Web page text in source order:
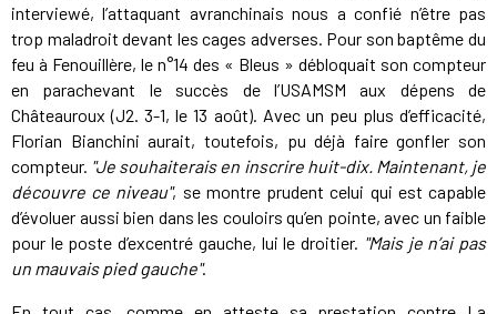
interviewé, l’attaquant avranchinais nous a confié n’être pas
trop maladroit devant les cages adverses. Pour son baptême du
feu à Fenouillère, le n°14 des « Bleus » débloquait son compteur
en parachevant le succès de l’USAMSM aux dépens de
Châteauroux (J2. 3-1, le 13 août). Avec un peu plus d’efficacité,
Florian Bianchini aurait, toutefois, pu déjà faire gonfler son
compteur. "Je souhaiterais en inscrire huit-dix. Maintenant, je
découvre ce niveau", se montre prudent celui qui est capable
d’évoluer aussi bien dans les couloirs qu’en pointe, avec un faible
pour le poste d’excentré gauche, lui le droitier. "Mais je n’ai pas
un mauvais pied gauche".